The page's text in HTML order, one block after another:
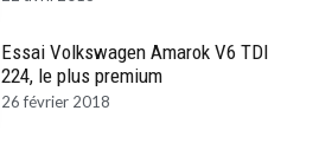
Essai Volkswagen Amarok V6 TDI
224, le plus premium
26 février 2018